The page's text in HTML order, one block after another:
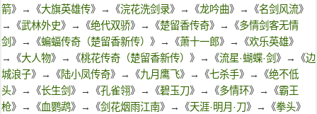
箭》→《大旗英雄传》→《浣花洗剑录》→《龙吟曲》→《名剑风流》
→《武林外史》→《绝代双骄》→《楚留香传奇》→《多情剑客无情
剑 》→《蝙蝠传奇（楚留香新传） 》→《萧十一郎》→《欢乐英雄》
→《大人物》→《桃花传奇（楚留香新传） 》→《流星·蝴蝶·剑 》→《边
城浪子》→《陆小凤传奇》→《九月鹰飞》→《七杀手》→《绝不低
头》→《长生剑 》→《孔雀翎》→《碧玉刀》→《多情环》→《霸王
枪》→《血鹦鹉》→《剑花烟雨江南》→《天涯·明月·刀》→《拳头》